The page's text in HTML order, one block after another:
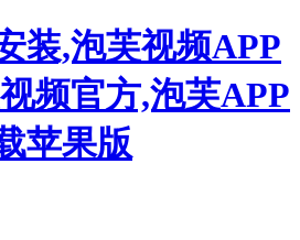
装,泡芙视频APP
频官方,泡芙APP
苹果版